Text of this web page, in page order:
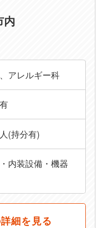
内
アレルギー科
(持分有)
内装設備・機器
細を見る